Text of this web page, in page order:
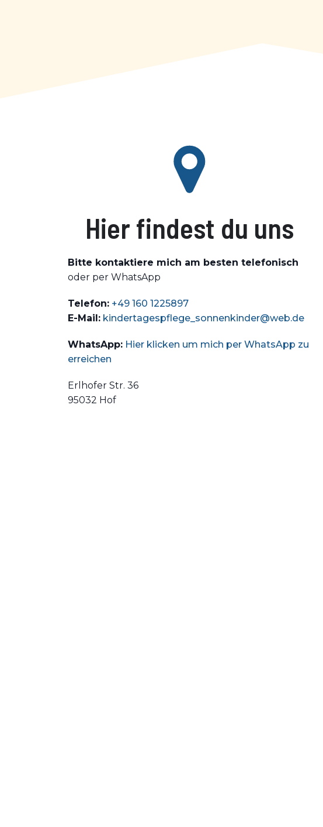
Hier findest du uns
Bitte kontaktiere mich am besten telefonisch
oder per WhatsApp
Telefon: +49 160 1225897
E-Mail: kindertagespflege_sonnenkinder@web.de
WhatsApp: Hier klicken um mich per WhatsApp zu
erreichen
Erlhofer Str. 36
95032 Hof